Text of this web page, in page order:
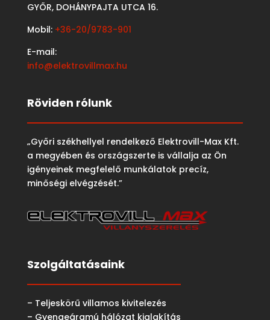
GYŐR, DOHÁNYPAJTA UTCA 16.
Mobil: +36-20/9783-901
E-mail:
info@elektrovillmax.hu
Röviden rólunk
„Győri székhellyel rendelkező Elektrovill-Max Kft.
a megyében és országszerte is vállalja az Ön
igényeinek megfelelő munkálatok precíz,
minőségi elvégzését.”
Szolgáltatásaink
– Teljeskörű villamos kivitelezés
– Gyengeáramú hálózat kialakítás